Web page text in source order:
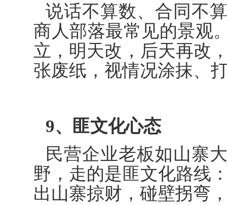
说话不算数、合同不
商人部落最常见的景观
立，明天改，后天再改
张废纸，视情况涂抹、
9、匪文化心态
民营企业老板如山寨
野，走的是匪文化路线
出山寨掠财，碰壁拐弯